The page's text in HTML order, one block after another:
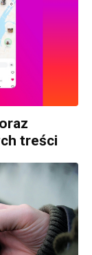
treści